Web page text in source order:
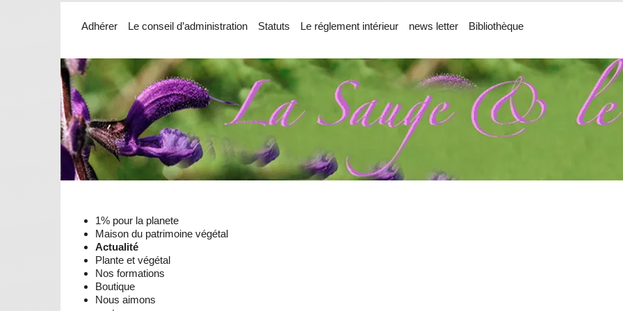
Adhérer Le conseil d’administration Statuts Le réglement intérieur news letter Bibliothèque
1% pour la planete
Maison du patrimoine végétal
Actualité
Plante et végétal
Nos formations
Boutique
Nous aimons